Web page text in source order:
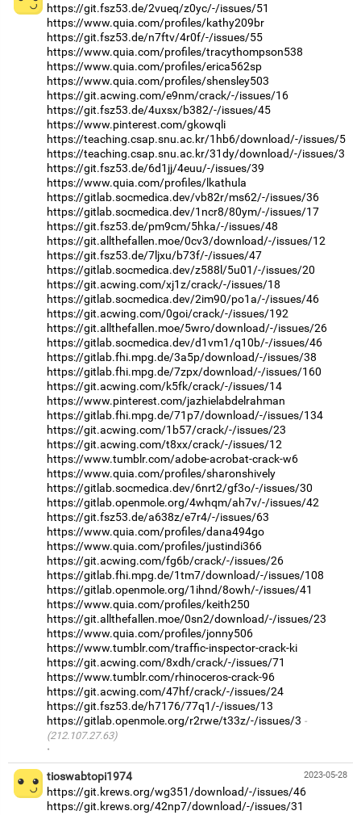
https://git.fsz53.de/2vueq/z0yc/-/issues/51
https://www.quia.com/profiles/kathy209br
https://git.fsz53.de/n7ftv/4r0f/-/issues/55
https://www.quia.com/profiles/tracythompson538
https://www.quia.com/profiles/erica562sp
https://www.quia.com/profiles/shensley503
https://git.acwing.com/e9nm/crack/-/issues/16
https://git.fsz53.de/4uxsx/b382/-/issues/45
https://www.pinterest.com/gkowqli
https://teaching.csap.snu.ac.kr/1hb6/download/-/issues/5
https://teaching.csap.snu.ac.kr/31dy/download/-/issues/3
https://git.fsz53.de/6d1jj/4euu/-/issues/39
https://www.quia.com/profiles/lkathula
https://gitlab.socmedica.dev/vb82r/ms62/-/issues/36
https://gitlab.socmedica.dev/1ncr8/80ym/-/issues/17
https://git.fsz53.de/pm9cm/5hka/-/issues/48
https://git.allthefallen.moe/0cv3/download/-/issues/12
https://git.fsz53.de/7ljxu/b73f/-/issues/47
https://gitlab.socmedica.dev/z588l/5u01/-/issues/20
https://git.acwing.com/xj1z/crack/-/issues/18
https://gitlab.socmedica.dev/2im90/po1a/-/issues/46
https://git.acwing.com/0goi/crack/-/issues/192
https://git.allthefallen.moe/5wro/download/-/issues/26
https://gitlab.socmedica.dev/d1vm1/q10b/-/issues/46
https://gitlab.fhi.mpg.de/3a5p/download/-/issues/38
https://gitlab.fhi.mpg.de/7zpx/download/-/issues/160
https://git.acwing.com/k5fk/crack/-/issues/14
https://www.pinterest.com/jazhielabdelrahman
https://gitlab.fhi.mpg.de/71p7/download/-/issues/134
https://git.acwing.com/1b57/crack/-/issues/23
https://git.acwing.com/t8xx/crack/-/issues/12
https://www.tumblr.com/adobe-acrobat-crack-w6
https://www.quia.com/profiles/sharonshively
https://gitlab.socmedica.dev/6nrt2/gf3o/-/issues/30
https://gitlab.openmole.org/4whqm/ah7v/-/issues/42
https://git.fsz53.de/a638z/e7r4/-/issues/63
https://www.quia.com/profiles/dana494go
https://www.quia.com/profiles/justindi366
https://git.acwing.com/fg6b/crack/-/issues/26
https://gitlab.fhi.mpg.de/1tm7/download/-/issues/108
https://gitlab.openmole.org/1ihnd/8owh/-/issues/41
https://www.quia.com/profiles/keith250
https://git.allthefallen.moe/0sn2/download/-/issues/23
https://www.quia.com/profiles/jonny506
https://www.tumblr.com/traffic-inspector-crack-ki
https://git.acwing.com/8xdh/crack/-/issues/71
https://www.tumblr.com/rhinoceros-crack-96
https://git.acwing.com/47hf/crack/-/issues/24
https://git.fsz53.de/h7176/77q1/-/issues/13
https://gitlab.openmole.org/r2rwe/t33z/-/issues/3
(212.107.27.63)
·
2023-05-28
tioswabtopi1974
https://git.krews.org/wg351/download/-/issues/46
https://git.krews.org/42np7/download/-/issues/31